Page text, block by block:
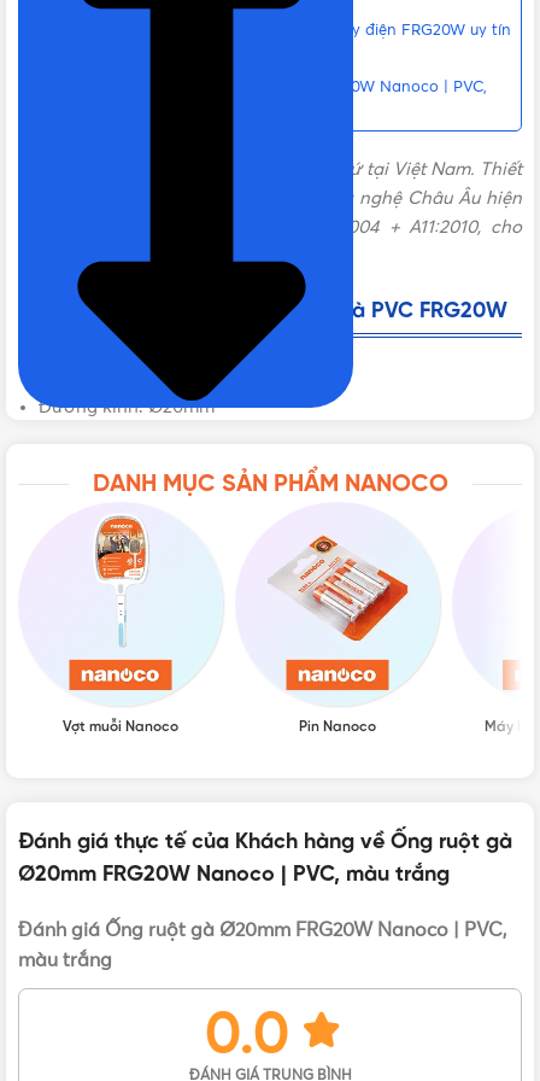
Vật Tư 365 – Nơi bán Ống ruột gà đi dây điện FRG20W uy tín
Liên hệ mua Ống ruột gà Ø20mm FRG20W Nanoco | PVC,
có xuất xứ tại Việt Nam. Thiết
bị được sản xuất trên dây chuyền công nghệ Châu Âu hiện
đại, đạt tiêu chuẩn BS EN 61386-21:2004 + A11:2010, cho
chất lượng sản phẩm tốt nhất.
Thông số kỹ thuật của ống ruột gà PVC FRG20W
Dòng sản phẩm: Ống ruột gà PVC
Đường kính: Ø20mm
Màu sắc: Trắng
Tiêu chuẩn: BS EN 61386-22:2004 + A11:2010
Đặc điểm nổi bật của Ống ruột gà Nanoco
DANH MỤC SẢN PHẨM NANOCO
Vợt muỗi Nanoco Pin Nanoco Máy
Đánh giá thực tế của Khách hàng về Ống ruột gà
Ø20mm FRG20W Nanoco | PVC, màu trắng
Đánh giá Ống ruột gà Ø20mm FRG20W Nanoco | PVC,
màu trắng
0.0
ĐÁNH GIÁ TRUNG BÌNH